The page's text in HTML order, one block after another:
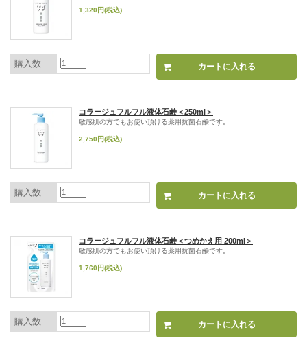
1,320円(税込)
購入数
コラージュフルフル液体石鹸＜250ml＞
敏感肌の方でもお使い頂ける薬用抗菌石鹸です。
2,750円(税込)
購入数
コラージュフルフル液体石鹸＜つめかえ用 200ml＞
敏感肌の方でもお使い頂ける薬用抗菌石鹸です。
1,760円(税込)
購入数